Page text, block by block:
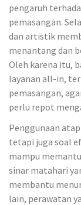
pengaruh
pemasangan.
dan artistik
menantang dan
Oleh karena itu,
layanan all-in,
pemasangan,
perlu repot
Penggunaan
tetapi juga soal
mampu
sinar matahari
membantu
lain, perawatan